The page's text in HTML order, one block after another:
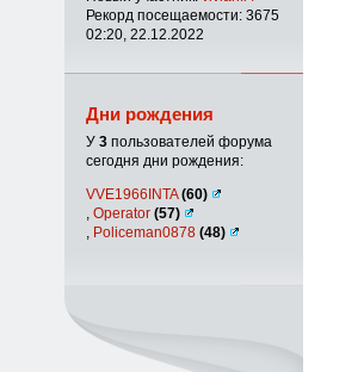
Рекорд посещаемости: 3675
02:20, 22.12.2022
Дни рождения
У 3пользователей форума
сегодня дни рождения:
VVE1966INTA(60)
Operator (57)
Policeman0878 (48)